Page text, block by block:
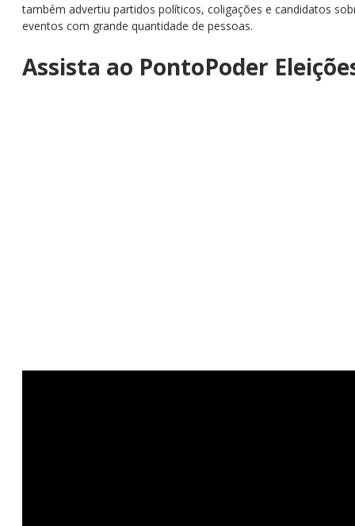
também advertiu partidos políticos, coligações e candidatos
eventos com grande quantidade de pessoas.
Assista ao PontoPoder